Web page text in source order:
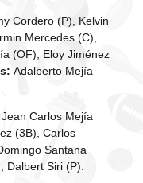
Cordero (P), Kelvin
Mercedes (C),
(OF), Eloy Jiménez
Adalberto Mejía
Carlos Mejía
(3B), Carlos
Santana
Dalbert Siri (P).